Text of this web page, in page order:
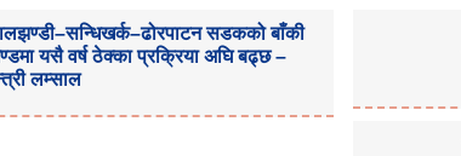
सडकको बाँकी
यसै वर्ष ठेक्का प्रक्रिया अघि बढ्छ –
लम्साल